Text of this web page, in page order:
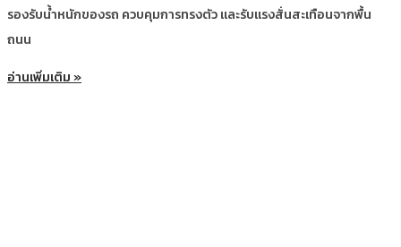
รองรับน้ำหนักของรถ ควบคุมการทรงตัว และรับแรงสั่นสะเทือนจากพื้น
ถนน
อ่านเพิ่มเติม »